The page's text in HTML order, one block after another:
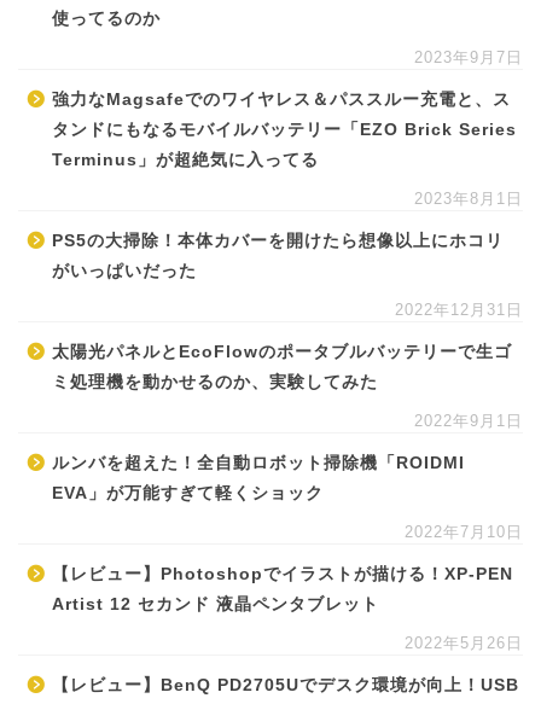
使ってるのか
2023年9月7日
強力なMagsafeでのワイヤレス＆パススルー充電と、ス
タンドにもなるモバイルバッテリー「EZO Brick Series
Terminus」が超絶気に入ってる
2023年8月1日
PS5の大掃除！本体カバーを開けたら想像以上にホコリ
がいっぱいだった
2022年12月31日
太陽光パネルとEcoFlowのポータブルバッテリーで生ゴ
ミ処理機を動かせるのか、実験してみた
2022年9月1日
ルンバを超えた！全自動ロボット掃除機「ROIDMI
EVA」が万能すぎて軽くショック
2022年7月10日
【レビュー】Photoshopでイラストが描ける！XP-PEN
Artist 12 セカンド 液晶ペンタブレット
2022年5月26日
【レビュー】BenQ PD2705Uでデスク環境が向上！USB